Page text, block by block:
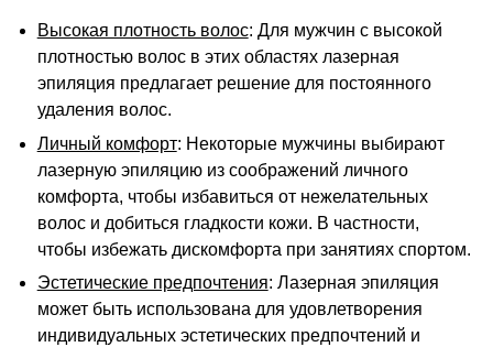
Высокая плотность волос: Для мужчин с высокой
плотностью волос в этих областях лазерная
эпиляция предлагает решение для постоянного
удаления волос.
Личный комфорт: Некоторые мужчины выбирают
лазерную эпиляцию из соображений личного
комфорта, чтобы избавиться от нежелательных
волос и добиться гладкости кожи. В частности,
чтобы избежать дискомфорта при занятиях спортом.
Эстетические предпочтения: Лазерная эпиляция
может быть использована для удовлетворения
индивидуальных эстетических предпочтений и